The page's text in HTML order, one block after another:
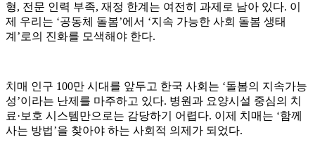
형, 전문 인력 부족, 재정 한계는 여전히 과제로 남아 있다. 이
제 우리는 ‘공동체 돌봄’에서 ‘지속 가능한 사회 돌봄 생태
계’로의 진화를 모색해야 한다.
치매 인구 100만 시대를 앞두고 한국 사회는 ‘돌봄의 지속가능
성’이라는 난제를 마주하고 있다. 병원과 요양시설 중심의 치
료·보호 시스템만으로는 감당하기 어렵다. 이제 치매는 ‘함께
사는 방법’을 찾아야 하는 사회적 의제가 되었다.